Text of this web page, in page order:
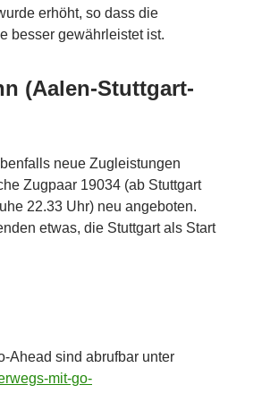
erhöht, so dass die
besser gewährleistet ist.
(Aalen-Stuttgart-
neue Zugleistungen
Zugpaar 19034 (ab Stuttgart
22.33 Uhr) neu angeboten.
etwas, die Stuttgart als Start
Ahead sind abrufbar unter
mit-go-